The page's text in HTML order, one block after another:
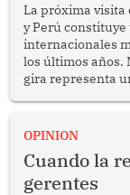
La próxima visita
y Perú
internacionales
los últimos años.
gira representa
enfrenta
OPINION
Cuando la
gerentes